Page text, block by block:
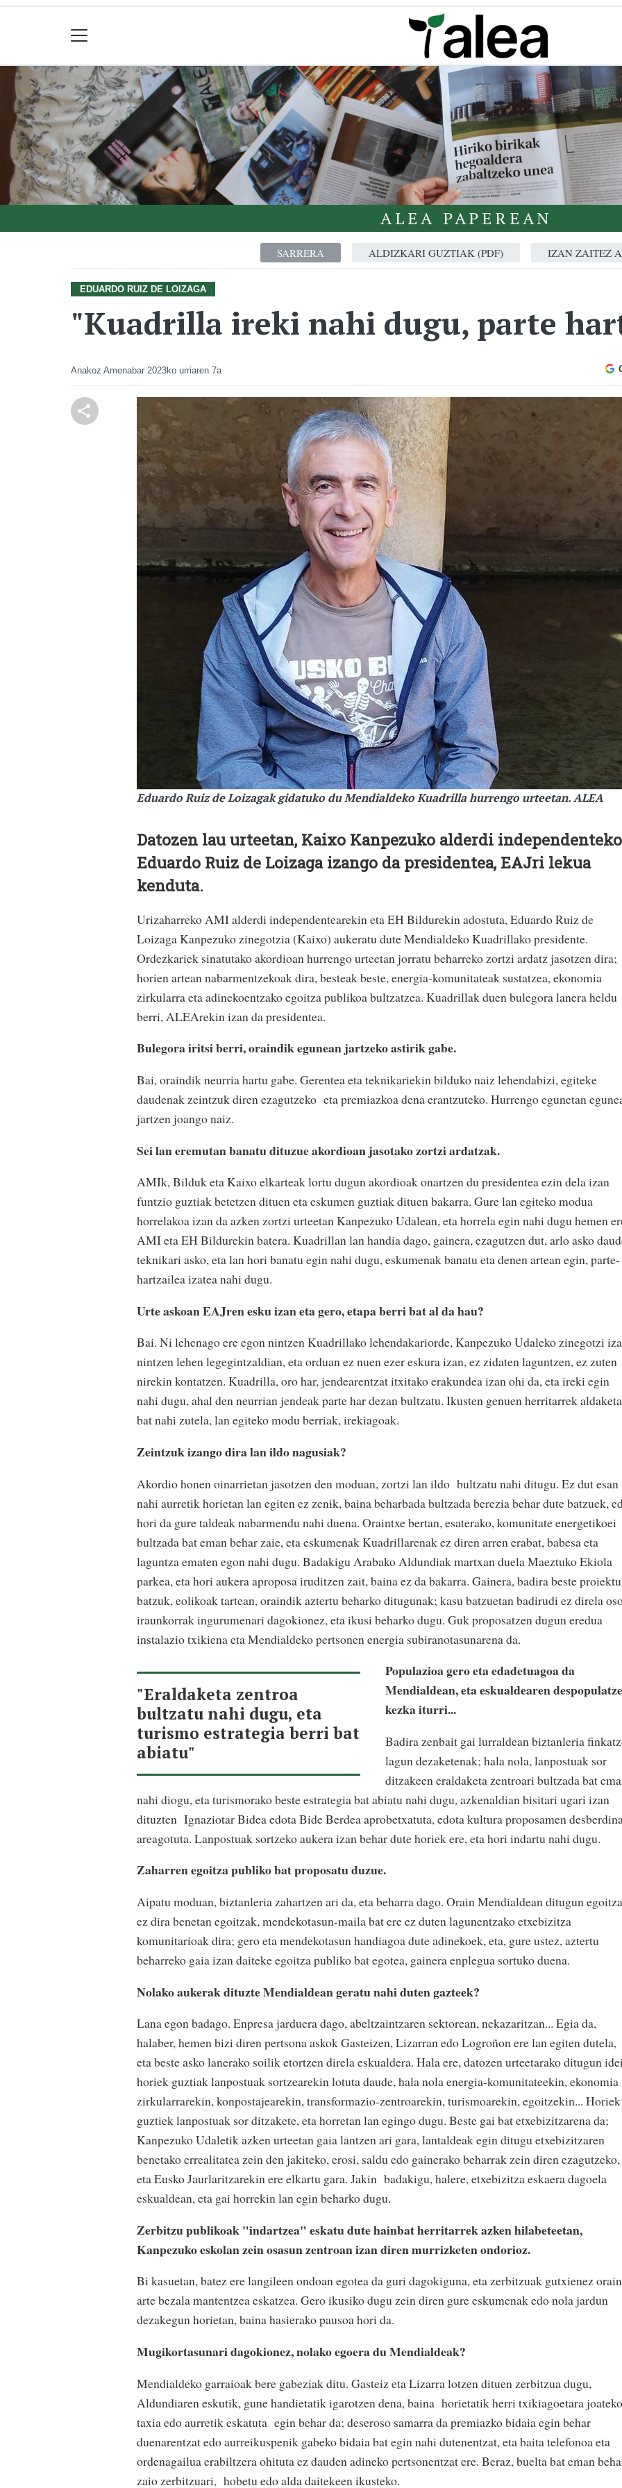
ALEA PAPEREAN
SARRERA ALDIZKARI GUZTIAK (PDF) IZAN ZAITEZ
EDUARDO RUIZ DE LOIZAGA
"Kuadrilla ireki nahi dugu, parte
Anakoz Amenabar 2023ko urriaren 7a
Eduardo Ruiz de Loizagak gidatuko du Mendialdeko Kuadrilla hurrengo urteetan. ALEA
Datozen lau urteetan, Kaixo Kanpezuko alderdi independenteko
Eduardo Ruiz de Loizaga izango da presidentea, EAJri lekua
kenduta.
Urizaharreko AMI alderdi independentearekin eta EH Bildurekin adostuta, Eduardo Ruiz de
Loizaga Kanpezuko zinegotzia (Kaixo) aukeratu dute Mendialdeko Kuadrillako presidente.
Ordezkariek sinatutako akordioan hurrengo urteetan jorratu beharreko zortzi ardatz jasotzen dira;
horien artean nabarmentzekoak dira, besteak beste, energia-komunitateak sustatzea, ekonomia
zirkularra eta adinekoentzako egoitza publikoa bultzatzea. Kuadrillak duen bulegora lanera heldu
berri, ALEArekin izan da presidentea.
Bulegora iritsi berri, oraindik egunean jartzeko astirik gabe.
Bai, oraindik neurria hartu gabe. Gerentea eta teknikariekin bilduko naiz lehendabizi, egiteke
daudenak zeintzuk diren ezagutzeko eta premiazkoa dena erantzuteko. Hurrengo egunetan
jartzen joango naiz.
Sei lan eremutan banatu dituzue akordioan jasotako zortzi ardatzak.
AMIk, Bilduk eta Kaixo elkarteak lortu dugun akordioak onartzen du presidentea ezin dela izan
funtzio guztiak betetzen dituen eta eskumen guztiak dituen bakarra. Gure lan egiteko modua
horrelakoa izan da azken zortzi urteetan Kanpezuko Udalean, eta horrela egin nahi dugu hemen
AMI eta EH Bildurekin batera. Kuadrillan lan handia dago, gainera, ezagutzen dut, arlo asko
teknikari asko, eta lan hori banatu egin nahi dugu, eskumenak banatu eta denen artean egin, parte-
hartzailea izatea nahi dugu.
Urte askoan EAJren esku izan eta gero, etapa berri bat al da hau?
Bai. Ni lehenago ere egon nintzen Kuadrillako lehendakariorde, Kanpezuko Udaleko zinegotzi
nintzen lehen legegintzaldian, eta orduan ez nuen ezer eskura izan, ez zidaten laguntzen, ez zuten
nirekin kontatzen. Kuadrilla, oro har, jendearentzat itxitako erakundea izan ohi da, eta ireki egin
nahi dugu, ahal den neurrian jendeak parte har dezan bultzatu. Ikusten genuen herritarrek aldaketa
bat nahi zutela, lan egiteko modu berriak, irekiagoak.
Zeintzuk izango dira lan ildo nagusiak?
Akordio honen oinarrietan jasotzen den moduan, zortzi lan ildo bultzatu nahi ditugu. Ez dut esan
nahi aurretik horietan lan egiten ez zenik, baina beharbada bultzada berezia behar dute batzuek,
hori da gure taldeak nabarmendu nahi duena. Oraintxe bertan, esaterako, komunitate energetikoei
bultzada bat eman behar zaie, eta eskumenak Kuadrillarenak ez diren arren erabat, babesa eta
laguntza ematen egon nahi dugu. Badakigu Arabako Aldundiak martxan duela Maeztuko Ekiola
parkea, eta hori aukera aproposa iruditzen zait, baina ez da bakarra. Gainera, badira beste proiektu
batzuk, eolikoak tartean, oraindik aztertu beharko ditugunak; kasu batzuetan badirudi ez direla
iraunkorrak ingurumenari dagokionez, eta ikusi beharko dugu. Guk proposatzen dugun eredua
instalazio txikiena eta Mendialdeko pertsonen energia subiranotasunarena da.
"Eraldaketa zentroa
bultzatu nahi dugu, eta
turismo estrategia berri bat
abiatu"
Populazioa gero eta edadetuagoa da
Mendialdean, eta eskualdearen
kezka iturri...
Badira zenbait gai lurraldean biztanleria
lagun dezaketenak; hala nola, lanpostuak sor
ditzakeen eraldaketa zentroari bultzada bat
nahi diogu, eta turismorako beste estrategia bat abiatu nahi dugu, azkenaldian bisitari ugari izan
dituzten Ignaziotar Bidea edota Bide Berdea aprobetxatuta, edota kultura proposamen
areagotuta. Lanpostuak sortzeko aukera izan behar dute horiek ere, eta hori indartu nahi dugu.
Zaharren egoitza publiko bat proposatu duzue.
Aipatu moduan, biztanleria zahartzen ari da, eta beharra dago. Orain Mendialdean ditugun
ez dira benetan egoitzak, mendekotasun-maila bat ere ez duten lagunentzako etxebizitza
komunitarioak dira; gero eta mendekotasun handiagoa dute adinekoek, eta, gure ustez, aztertu
beharreko gaia izan daiteke egoitza publiko bat egotea, gainera enplegua sortuko duena.
Nolako aukerak dituzte Mendialdean geratu nahi duten gazteek?
Lana egon badago. Enpresa jarduera dago, abeltzaintzaren sektorean, nekazaritzan... Egia da,
halaber, hemen bizi diren pertsona askok Gasteizen, Lizarran edo Logroñon ere lan egiten dutela,
eta beste asko lanerako soilik etortzen direla eskualdera. Hala ere, datozen urteetarako ditugun
horiek guztiak lanpostuak sortzearekin lotuta daude, hala nola energia-komunitateekin, ekonomia
zirkularrarekin, konpostajearekin, transformazio-zentroarekin, turismoarekin, egoitzekin... Horiek
guztiek lanpostuak sor ditzakete, eta horretan lan egingo dugu. Beste gai bat etxebizitzarena da;
Kanpezuko Udaletik azken urteetan gaia lantzen ari gara, lantaldeak egin ditugu etxebizitzaren
benetako errealitatea zein den jakiteko, erosi, saldu edo gainerako beharrak zein diren ezagutzeko,
eta Eusko Jaurlaritzarekin ere elkartu gara. Jakin badakigu, halere, etxebizitza eskaera dagoela
eskualdean, eta gai horrekin lan egin beharko dugu.
Zerbitzu publikoak "indartzea" eskatu dute hainbat herritarrek azken hilabeteetan,
Kanpezuko eskolan zein osasun zentroan izan diren murrizketen ondorioz.
Bi kasuetan, batez ere langileen ondoan egotea da guri dagokiguna, eta zerbitzuak gutxienez orain
arte bezala mantentzea eskatzea. Gero ikusiko dugu zein diren gure eskumenak edo nola jardun
dezakegun horietan, baina hasierako pausoa hori da.
Mugikortasunari dagokionez, nolako egoera du Mendialdeak?
Mendialdeko garraioak bere gabeziak ditu. Gasteiz eta Lizarra lotzen dituen zerbitzua dugu,
Aldundiaren eskutik, gune handietatik igarotzen dena, baina horietatik herri txikiagoetara joateko
taxia edo aurretik eskatuta egin behar da; deseroso samarra da premiazko bidaia egin behar
duenarentzat edo aurreikuspenik gabeko bidaia bat egin nahi dutenentzat, eta baita telefonoa eta
ordenagailua erabiltzera ohituta ez dauden adineko pertsonentzat ere. Beraz, buelta bat eman
zaio zerbitzuari, hobetu edo alda daitekeen ikusteko.